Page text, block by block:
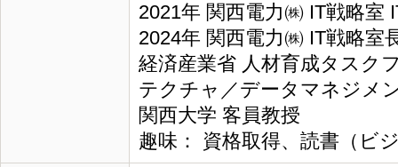
2021年 関西電力㈱ IT戦略室
2024年 関西電力㈱ IT戦略室
経済産業省 人材育成タスク
テクチャ／データマネジメ
関西大学 客員教授
趣味： 資格取得、読書（ビ